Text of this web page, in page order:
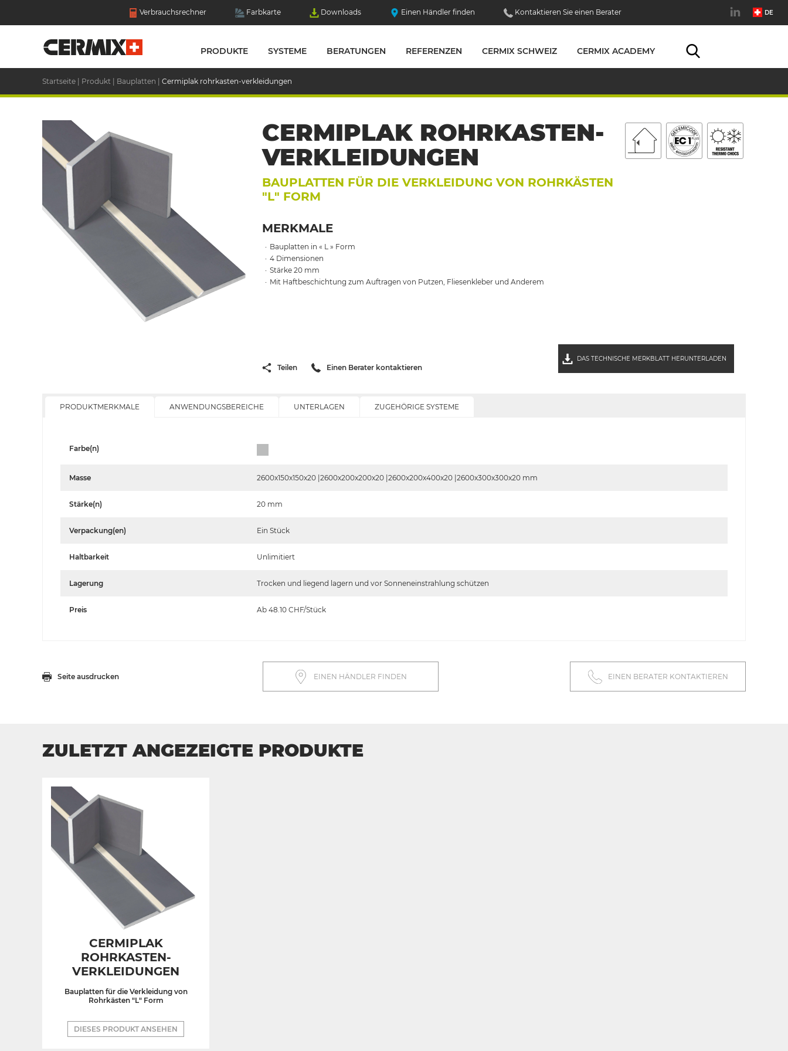
Verbrauchsrechner Farbkarte Downloads Einen Händler finden Kontaktieren Sie einen Berater
PRODUKTE SYSTEME BERATUNGEN REFERENZEN CERMIX SCHWEIZ CERMIX ACADEMY
Startseite Produkt Bauplatten Cermiplak rohrkasten-verkleidungen
DE
CERMIPLAK ROHRKASTEN-
VERKLEIDUNGEN
BAUPLATTEN FÜR DIE VERKLEIDUNG VON ROHRKÄSTEN
"L" FORM
MERKMALE
Bauplatten in « L » Form
4 Dimensionen
Stärke 20 mm
Mit Haftbeschichtung zum Auftragen von Putzen, Fliesenkleber und Anderem
Teilen Einen Berater kontaktieren
DAS TECHNISCHE MERKBLATT HERUNTERLADEN
PRODUKTMERKMALE ANWENDUNGSBEREICHE UNTERLAGEN ZUGEHÖRIGE SYSTEME
Farbe(n)
Masse 2600x150x150x20 |2600x200x200x20 |2600x200x400x20 |2600x300x300x20 mm
Stärke(n) 20 mm
Verpackung(en) Ein Stück
Haltbarkeit Unlimitiert
Lagerung Trocken und liegend lagern und vor Sonneneinstrahlung schützen
Preis Ab 48.10 CHF/Stück
Seite ausdrucken EINEN HÄNDLER FINDEN EINEN BERATER KONTAKTIEREN
ZULETZT ANGEZEIGTE PRODUKTE
CERMIPLAK
ROHRKASTEN-
VERKLEIDUNGEN
Bauplatten für die Verkleidung von
Rohrkästen "L" Form
DIESES PRODUKT ANSEHEN